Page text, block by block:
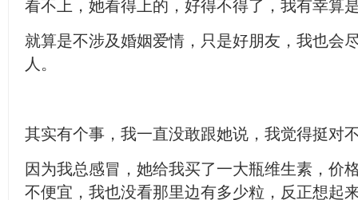
看不上，她看得上的，好得不得了，我有幸算
就算是不涉及婚姻爱情，只是好朋友，我也会
人。
其实有个事，我一直没敢跟她说，我觉得挺对
因为我总感冒，她给我买了一大瓶维生素，价
不便宜，我也没看那里边有多少粒，反正想起